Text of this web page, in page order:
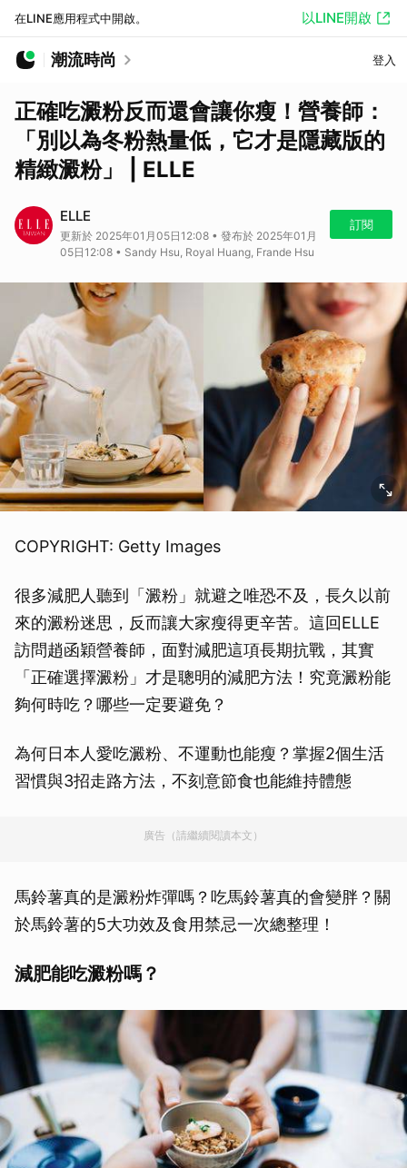
在LINE應用程式中開啟。 以LINE開啟
潮流時尚 登入
正確吃澱粉反而還會讓你瘦！營養師：
「別以為冬粉熱量低，它才是隱藏版的
精緻澱粉」 | ELLE
ELLE
更新於 2025年01月05日12:08 • 發布於 2025年01月
05日12:08 • Sandy Hsu, Royal Huang, Frande Hsu
訂閱
COPYRIGHT: Getty Images
很多減肥人聽到「澱粉」就避之唯恐不及，長久以前
來的澱粉迷思，反而讓大家瘦得更辛苦。這回ELLE
訪問趙函穎營養師，面對減肥這項長期抗戰，其實
「正確選擇澱粉」才是聰明的減肥方法！究竟澱粉能
夠何時吃？哪些一定要避免？
為何日本人愛吃澱粉、不運動也能瘦？掌握2個生活
習慣與3招走路方法，不刻意節食也能維持體態
廣告（請繼續閱讀本文）
馬鈴薯真的是澱粉炸彈嗎？吃馬鈴薯真的會變胖？關
於馬鈴薯的5大功效及食用禁忌一次總整理！
減肥能吃澱粉嗎？